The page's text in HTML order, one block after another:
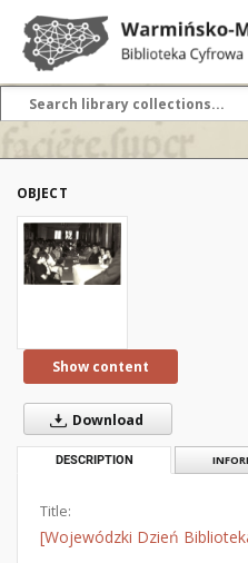
OBJECT
Show content
Download
DESCRIPTION
Title:
[Wojewódzki Dzień